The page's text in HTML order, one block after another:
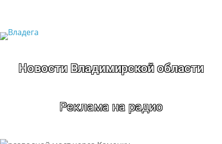
содержимому
Новости Владимирской области
Реклама на радио